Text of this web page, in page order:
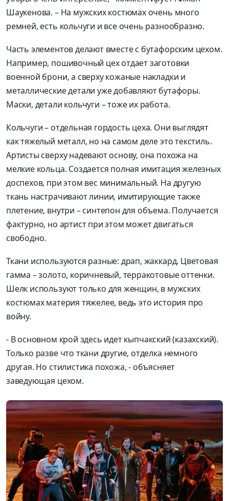
Шаукенова. – На мужских костюмах очень много
ремней, есть кольчуги и все очень разнообразно.
Часть элементов делают вместе с бутафорским цехом.
Например, пошивочный цех отдает заготовки
военной брони, а сверху кожаные накладки и
металлические детали уже добавляют бутафоры.
Маски, детали кольчуги –тоже их работа.
Кольчуги – отдельная гордость цеха. Они выглядят
как тяжелый металл, но на самом деле это текстиль.
Артисты сверху надевают основу, она похожа на
мелкие кольца. Создается полная имитация железных
доспехов, при этом вес минимальный. На другую
ткань настрачивают линии, имитирующиетакже
плетение, внутри –синтепон для объема. Получается
фактурно, но артистпри этом может двигаться
свободно.
Ткани используются разные: драп, жаккард. Цветовая
гамма –золото, коричневый, терракотовые оттенки.
Шелк используюттолько для женщин, в мужских
костюмах материя тяжелее, ведь это история про
войну.
- В основном крой здесь идеткыпчакский(казахский).
Только разве что ткани другие, отделка немного
другая. Но стилистика похожа, - объясняет
заведующая цехом.